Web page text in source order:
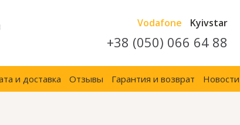
Vodafone Kyivstar
+38 (050) 066 64 88
и доставка Отзывы Гарантия и возврат Новости